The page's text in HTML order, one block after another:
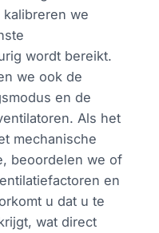
we
wordt bereikt.
we ook de
en de
Als het
mechanische
beoordelen we of
en
u dat u te
wat direct